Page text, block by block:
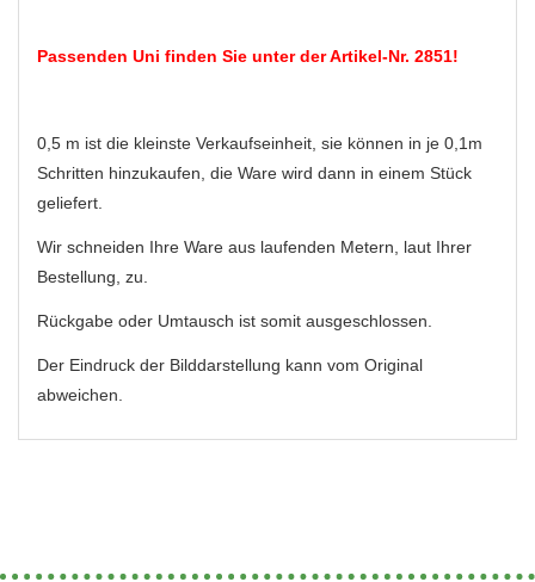
Passenden Uni finden Sie unter der Artikel-Nr. 2851!
0,5 m ist die kleinste Verkaufseinheit, sie können in je 0,1m
Schritten hinzukaufen, die Ware wird dann in einem Stück
geliefert.
Wir schneiden Ihre Ware aus laufenden Metern, laut Ihrer
Bestellung, zu.
Rückgabe oder Umtausch ist somit ausgeschlossen.
Der Eindruck der Bilddarstellung kann vom Original
abweichen.